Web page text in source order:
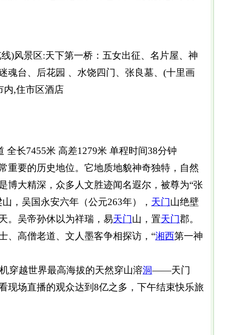
)风景区:天下第一桥：五女出征、名片屋、神
魂台、后花园 、水饶四门、张良墓、(十里画
内,住市区酒店
全长7455米 高差1279米 单程时间38分钟
重要的历史地位。它地质地貌神奇独特，自然
博大精深，众多人文胜迹闻名遐尔，被尊为“张
，吴国永安六年（公元263年）， 天门山绝壁
。吴帝孙休以为祥瑞，易天门山，置天门郡。
、高僧老道、文人墨客争相探访，“湘西第一神
穿越世界最高海拔的天然穿山溶洞——天门
现场直播的观众达到8亿之多，下午结束快乐旅